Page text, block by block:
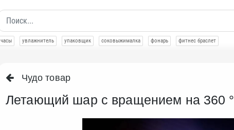
часы увлажнитель упаковщик соковыжималка фонарь фитнес браслет
Чудо товар
Летающий шар с вращением на 360 °